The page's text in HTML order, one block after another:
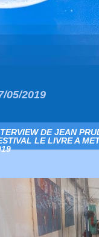
05/2019
DE JEAN
LE LIVRE A